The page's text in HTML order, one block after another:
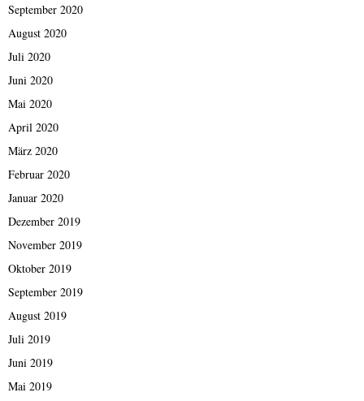
September 2020
August 2020
Juli 2020
Juni 2020
Mai 2020
April 2020
März 2020
Februar 2020
Januar 2020
Dezember 2019
November 2019
Oktober 2019
September 2019
August 2019
Juli 2019
Juni 2019
Mai 2019